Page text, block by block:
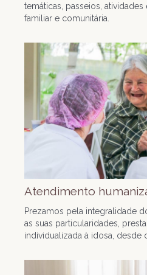
temáticas, passeios,
familiar e comunitária.
Atendimento
Prezamos pela integralidade
as suas particularidades,
individualizada à idosa, desde